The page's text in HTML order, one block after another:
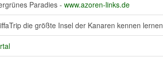
Paradies - www.azoren-links.de
die größte Insel der Kanaren kennen lernen